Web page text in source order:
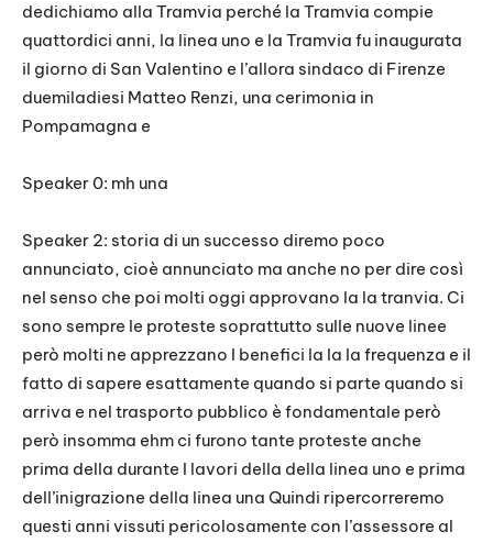
dedichiamo alla Tramvia perché la Tramvia compie
quattordici anni, la linea uno e la Tramvia fu inaugurata
il giorno di San Valentino e l’allora sindaco di Firenze
duemiladiesi Matteo Renzi, una cerimonia in
Pompamagna e
Speaker 0: mh una
Speaker 2: storia di un successo diremo poco
annunciato, cioè annunciato ma anche no per dire così
nel senso che poi molti oggi approvano la la tranvia. Ci
sono sempre le proteste soprattutto sulle nuove linee
però molti ne apprezzano I benefici la la la frequenza e il
fatto di sapere esattamente quando si parte quando si
arriva e nel trasporto pubblico è fondamentale però
però insomma ehm ci furono tante proteste anche
prima della durante I lavori della della linea uno e prima
dell’inigrazione della linea una Quindi ripercorreremo
questi anni vissuti pericolosamente con l’assessore al